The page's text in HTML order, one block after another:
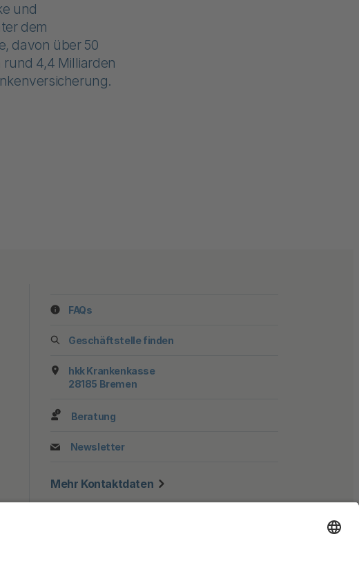
und
dem
davon über 50
4,4 Milliarden
Instagram
auf YouTube
uns auf TikTok
Sie uns auf LinkedIn
FAQs
Geschäftstelle finden
hkk Krankenkasse
28185 Bremen
Beratung
Newsletter
Mehr Kontaktdaten